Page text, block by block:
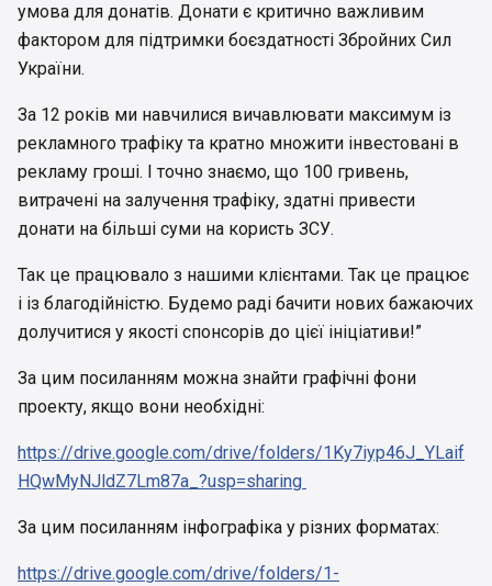
умова для донатів. Донати є критично важливим
фактором для підтримки боєздатності Збройних Сил
України.
За 12 років ми навчилися вичавлювати максимум із
рекламного трафіку та кратно множити інвестовані в
рекламу гроші. І точно знаємо, що 100 гривень,
витрачені на залучення трафіку, здатні привести
донати на більші суми на користь ЗСУ.
Так це працювало з нашими клієнтами. Так це працює
і із благодійністю. Будемо раді бачити нових бажаючих
долучитися у якості спонсорів до цієї ініціативи!”
За цим посиланням можна знайти графічні фони
проекту, якщо вони необхідні:
https://drive.google.com/drive/folders/1Ky7iyp46J_YLaif
HQwMyNJldZ7Lm87a_?usp=sharing
За цим посиланням інфографіка у різних форматах:
https://drive.google.com/drive/folders/1-